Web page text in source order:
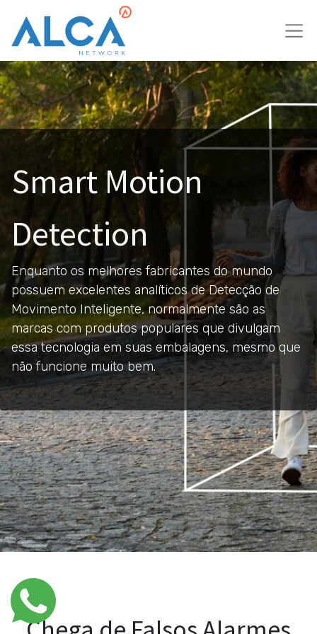
Smart Motion
Detection
Enquanto os melhores fabricantes do mundo
possuem excelentes analíticos de Detecção de
Movimento Inteligente, normalmente são as
marcas com produtos populares que divulgam
essa tecnologia em suas embalagens, mesmo que
não funcione muito bem.